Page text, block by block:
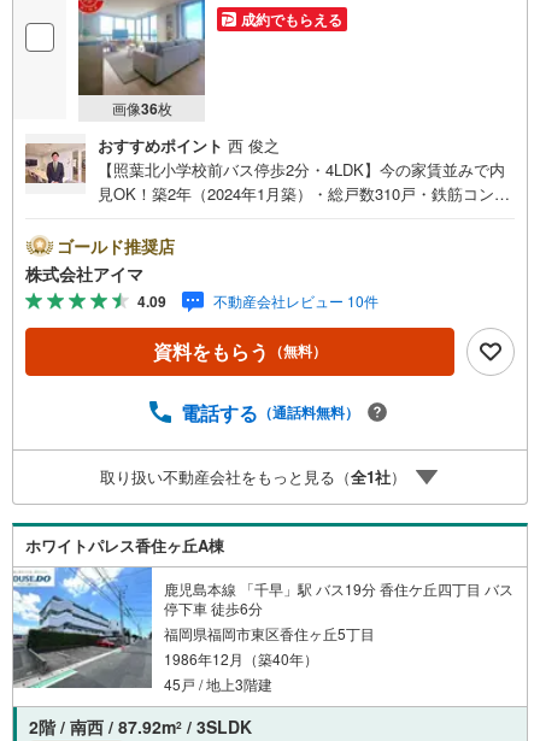
画像36枚
成約でもらえる
おすすめポイント 西 俊之
【照葉北小学校前バス停歩2分・4LDK】今の家賃並みで内
見OK！築2年（2024年1月築）・総戸数310戸・鉄筋コンク
K。専有約106平米。LDKは20帖以上。■住戸の条件陽当り
良好。■ペットについて小型犬の飼育をご相談いただけます
（管理規約によります）■共用部・暮らしエレベーター2
基。24時間ゴミ出し可。駐輪場あり。■キッチン・水まわ
り対面式キッチン・食器洗乾燥機・3口以上のコンロ・追焚
機能・浴室乾燥機を備えます。■収納ウォークインクロゼッ
物の負担を軽減。■アイマのサポートアイマは福岡のマンシ
数の金融機関と提携/最長50年の返済プランもご用意平日も
夜間もご見学OK/ご自宅・最寄り駅まで送迎無料/オンライ
ン相談OK「見るだけ」「ローン相談だけ」でも歓迎します
他社でローンが難しいと言われた方、転職後で審査にご不
安の方もご相談ください
ゴールド推奨店
株式会社アイマ
4.09 不動産会社レビュー 10件
資料をもらう （無料）
電話する （通話料無料）
取り扱い不動産会社をもっと見る（全1社）
ホワイトパレス香住ヶ丘A棟
鹿児島本線 「千早」駅 バス19分 香住ケ丘四丁目 バス
停下車 徒歩6分
福岡県福岡市東区香住ヶ丘5丁目
1986年12月（築40年）
45戸 / 地上3階建
2階 / 南西 / 87.92m2 / 3SLDK